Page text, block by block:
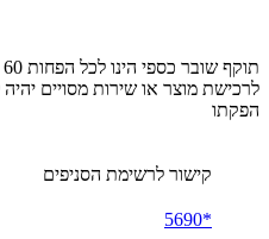
הפקתו
קישור לרשימת הסניפים
*5690